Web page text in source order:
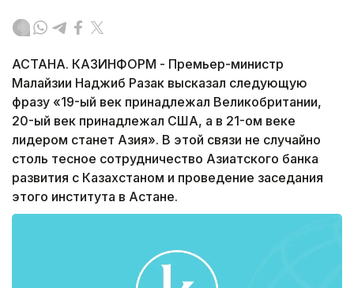
АСТАНА. КАЗИНФОРМ - Премьер-министр
Малайзии Наджиб Разак высказал следующую
фразу «19-ый век принадлежал Великобритании,
20-ый век принадлежал США, а в 21-ом веке
лидером станет Азия». В этой связи не случайно
столь тесное сотрудничество Азиатского банка
развития с Казахстаном и проведение заседания
этого института в Астане.